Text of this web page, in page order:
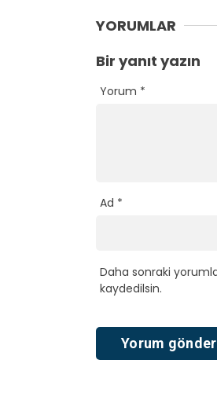
YORUMLAR
Bir yanıt yazın
Yorum *
Ad *
Daha sonraki
kaydedilsin.